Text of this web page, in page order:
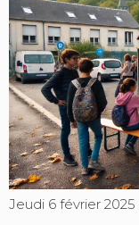
Jeudi 6 février 2025